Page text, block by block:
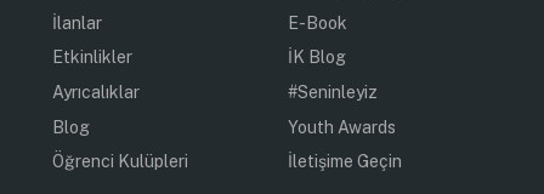
İlanlar
Etkinlikler
Ayrıcalıklar
Blog
Öğrenci Kulüpleri
E-Book
İK Blog
#Seninleyiz
Youth Awards
İletişime Geçin